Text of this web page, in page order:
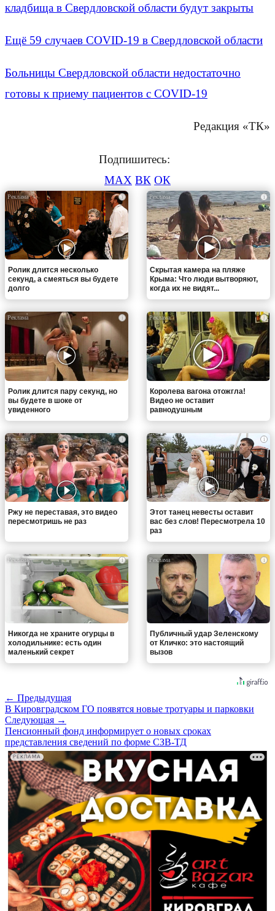
кладбища в Свердловской области будут закрыты
Ещё 59 случаев COVID-19 в Свердловской области
Больницы Свердловской области недостаточно
готовы к приему пациентов с COVID-19
Редакция «ТК»
Подпишитесь:
MAX ВК ОК
i
Ролик длится несколько
секунд, а смеяться вы будете
долго
i
Скрытая камера на пляже
Крыма: Что люди вытворяют,
когда их не видят...
i
Ролик длится пару секунд, но
вы будете в шоке от
увиденного
i
Королева вагона отожгла!
Видео не оставит
равнодушным
i
Ржу не переставая, это видео
пересмотришь не раз
i
Этот танец невесты оставит
вас без слов! Пересмотрела 10
раз
i
Никогда не храните огурцы в
холодильнике: есть один
маленький секрет
i
Публичный удар Зеленскому
от Кличко: это настоящий
вызов
← Предыдущая
В Кировградском ГО появятся новые тротуары и парковки
Следующая →
Пенсионный фонд информирует о новых сроках
представления сведений по форме СЗВ-ТД
РЕКЛАМА